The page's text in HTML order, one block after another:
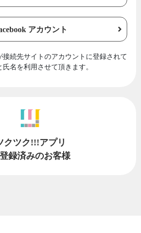
アカウント
接続先サイトのアカウントに登録されて
名を利用させて頂きます。
クツク!!!アプリ
録済みのお客様